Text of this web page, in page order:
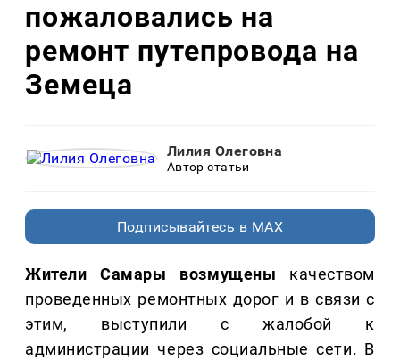
пожаловались на
ремонт путепровода на
Земеца
Лилия Олеговна
Автор статьи
Подписывайтесь в MAX
Жители Самары возмущены качеством
проведенных ремонтных дорог и в связи с
этим, выступили с жалобой к
администрации через социальные сети. В